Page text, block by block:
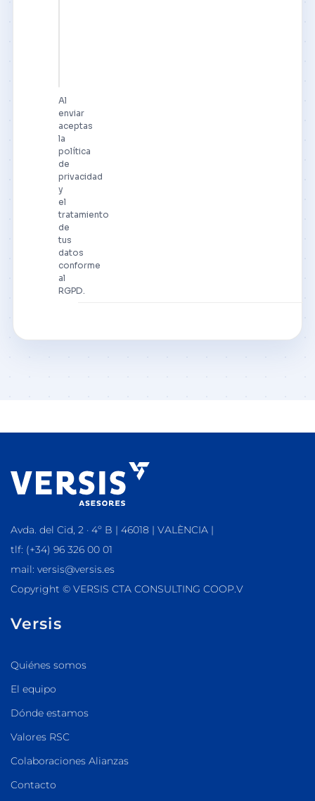
Al
enviar
aceptas
la
política
de
privacidad
y
el
tratamiento
de
tus
datos
conforme
al
RGPD.
Avda. del Cid, 2 · 4º B | 46018 | VALÈNCIA |
tlf: (+34) 96 326 00 01
mail: versis@versis.es
Copyright © VERSIS CTA CONSULTING COOP.V
Versis
Quiénes somos
El equipo
Dónde estamos
Valores RSC
Colaboraciones Alianzas
Contacto